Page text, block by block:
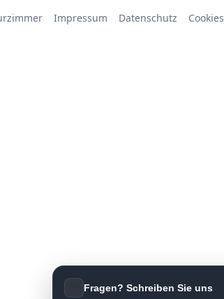
Impressum Datenschutz Cookies
Fragen? Schreiben Sie uns